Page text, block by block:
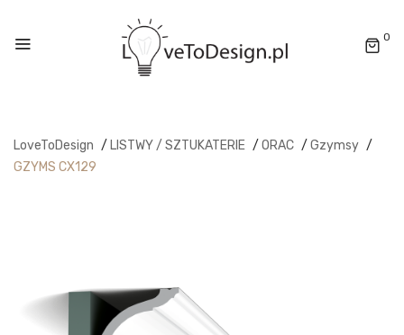
0
LoveToDesign / LISTWY / SZTUKATERIE / ORAC / Gzymsy /
GZYMS CX129